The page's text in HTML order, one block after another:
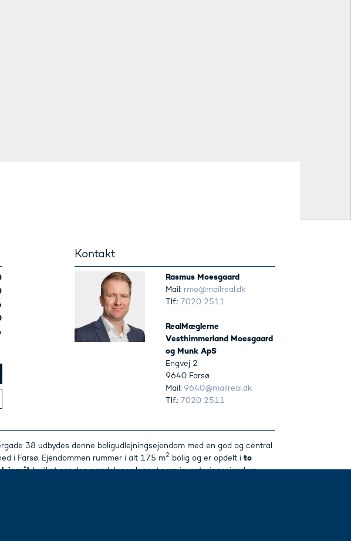
Kontakt
Rasmus Moesgaard
Mail: rmo@mailreal.dk
Tlf.: 7020 2511
RealMæglerne
Vesthimmerland Moesgaard
og Munk ApS
Engvej 2
9640 Farsø
Mail: 9640@mailreal.dk
Tlf.: 7020 2511
38 udbydes denne boligudlejningsejendom med en god og central
i Farsø. Ejendommen rummer i alt 175 m2 bolig og er opdelt i to
lejemål,hvilket gør den særdeles velegnet som investeringsejendom.